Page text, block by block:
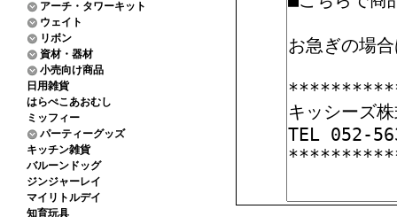
アーチ・タワーキット
ウェイト
リボン
資材・器材
小売向け商品
日用雑貨
はらぺこあおむし
ミッフィー
パーティーグッズ
キッチン雑貨
バルーンドッグ
ジンジャーレイ
マイリトルデイ
知育玩具